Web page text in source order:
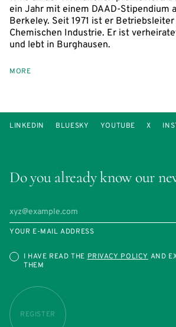
ein Jahr mit einem DAAD-Stipendium
Berkeley. Seit 1971 ist er
Chemischen Industrie. Er ist
und lebt in Burghausen.
MORE
Do you already know our
YOUR E-MAIL ADDRESS
I HAVE READ THE PRIVACY POLICY AND
THEM
REGISTER
LINKEDIN BLUESKY YOUTUBE X